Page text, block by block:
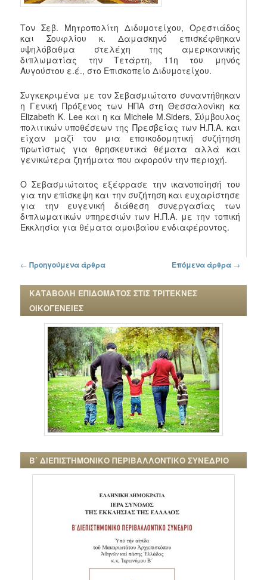
Τον Σεβ. Μητροπολίτη Διδυμοτείχου, Ορεστιάδος
και Σουφλίου κ. Δαμασκηνό επισκέφθηκαν
υψηλόβαθμα στελέχη της αμερικανικής
διπλωματίας την Τετάρτη, 11η του μηνός
Αυγούστου ε.έ., στο Επισκοπείο Διδυμοτείχου.
Συγκεκριμένα με τον Σεβασμιώτατο συναντήθηκαν
η Γενική Πρόξενος των ΗΠΑ στη Θεσσαλονίκη κα
Elizabeth K. Lee και η κα Michele M.Siders, Σύμβουλος
πολιτικών υποθέσεων της Πρεσβείας των Η.Π.Α. και
είχαν μαζί του μια εποικοδομητική συζήτηση
πρωτίστως για θρησκευτικά θέματα αλλά και
γενικώτερα ζητήματα που αφορούν την περιοχή.
Ο Σεβασμιώτατος εξέφρασε την ικανοποίησή του
για την επίσκεψη και την συζήτηση και ευχαρίστησε
για την ευγενική διάθεση συνεργασίας των
διπλωματικών υπηρεσιών των Η.Π.Α. με την τοπική
Εκκλησία για θέματα αμοιβαίου ενδιαφέροντος.
Πλοήγηση στα άρθρα
← Προηγούμενα άρθρα Επόμενα άρθρα →
ΚΑΤΑΒΟΛΗ ΕΠΙΔΟΜΑΤΟΣ ΣΤΙΣ ΤΡΙΤΕΚΝΕΣ
ΟΙΚΟΓΕΝΕΙΕΣ
Β΄ ΔΙΕΠΙΣΤΗΜΟΝΙΚΟ ΠΕΡΙΒΑΛΛΟΝΤΙΚΟ ΣΥΝΕΔΡΙΟ